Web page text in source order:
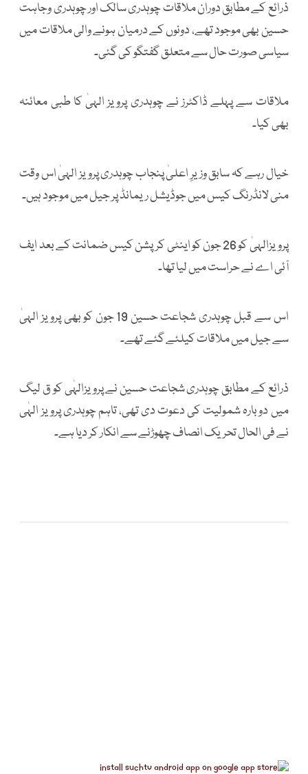
ذرائع کے مطابق دوران ملاقات چوہدری سالک اور چوہدری وجاہت
حسین بھی موجود تھے، دونوں کے درمیان ہونے والی ملاقات میں
سیاسی صورت حال سے متعلق گفتگو کی گئی۔
ملاقات سے پہلے ڈاکٹرز نے چوہدری پرویز الہیٰ کا طبی معائنہ
بھی کیا۔
خیال رہے کہ سابق وزیرِ اعلیٰ پنجاب چوہدری پرویز الہیٰ اس وقت
منی لانڈرنگ کیس میں جوڈیشل ریمانڈ پر جیل میں موجود ہیں۔
پرویزالہیٰ کو 26 جون کو اینٹی کرپشن کیس ضمانت کے بعد ایف
آئی اے نے حراست میں لیا تھا۔
اس سے قبل چوہدری شجاعت حسین 19 جون کو بھی پرویز الہیٰ
سے جیل میں ملاقات کیلئے گئے تھے۔
ذرائع کے مطابق چوہدری شجاعت حسین نے پرویزالہٰی کو ق لیگ
میں دوبارہ شمولیت کی دعوت دی تھی، تاہم چوہدری پرویز الہٰی
نے فی الحال تحریک انصاف چھوڑنے سے انکار کر دیا ہے۔